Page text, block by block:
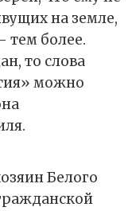
на земле,
тем более.
то слова
можно
Белого